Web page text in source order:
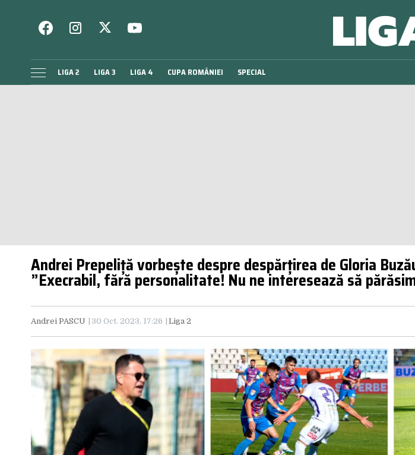
LIGA 2 LIGA 3 LIGA 4 CUPA ROMÂNIEI SPECIAL
Andrei Prepeliță vorbește despre despărțirea de Gloria
”Execrabil, fără personalitate! Nu ne interesează să
Andrei PASCU 30 Oct. 2023, 17:26 Liga 2